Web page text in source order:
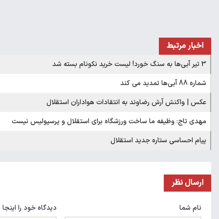
اخبار مرتبط
3 تیر آبی‌ها به سنگ خورد! لیست خرید نکونام بسته شد
شماره 88 آبی‌ها تمدید می کند
عکس | واکنش آرش رضاوند به انتقادات هواداران استقلال
مهدی تاج: وظیفه ما ساخت ورزشگاه‌ برای استقلال و پرسپولیس نیست
پیام احساسی ستاره جدید استقلال
ارسال نظر
نام شما دیدگاه خود را